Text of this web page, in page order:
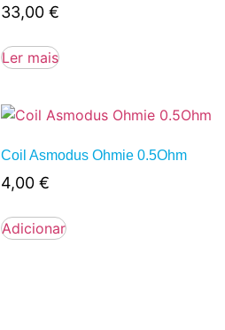
33,00€
Ler mais
Coil Asmodus Ohmie 0.5Ohm
4,00€
Adicionar